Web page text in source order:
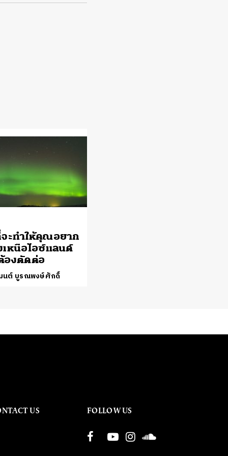
ะทำให้คุณอยาก
เหนือไอซ์แลนด์
องตัดต่อ
นต์ บูรณพงษ์ศักดิ์
US FOLLOW US